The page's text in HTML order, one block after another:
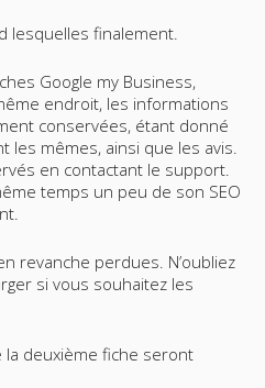
lesquelles finalement.
Google my Business,
endroit, les informations
conservées, étant donné
les mêmes, ainsi que les avis.
en contactant le support.
temps un peu de son SEO
revanche perdues. N’oubliez
si vous souhaitez les
deuxième fiche seront